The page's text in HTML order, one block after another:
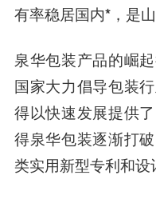
有率稳居国内*，是
泉华包装产品的崛
国家大力倡导包装
得以快速发展提供
得泉华包装逐渐打
类实用新型专利和设